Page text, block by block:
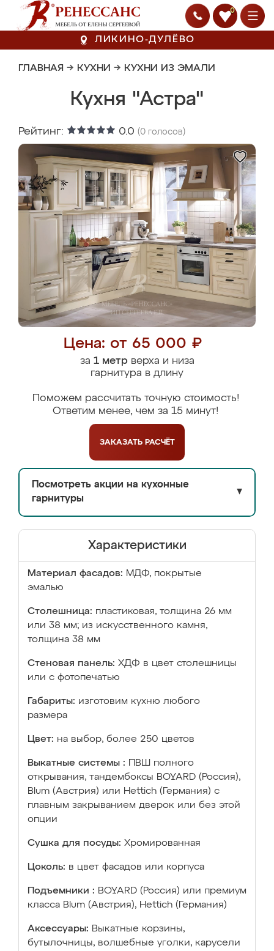
0
ЛИКИНО-ДУЛЁВО
ГЛАВНАЯ → КУХНИ → КУХНИ ИЗ ЭМАЛИ
Кухня "Астра"
Рейтинг: 0.0 (0 голосов)
Цена: от 65 000 ₽
за 1 метрверха и низа
гарнитура в длину
Поможем рассчитать точную стоимость!
Ответим менее, чем за 15 минут!
ЗАКАЗАТЬ РАСЧЁТ
Посмотреть акции на кухонные
гарнитуры
▼
Характеристики
Материал фасадов: МДФ, покрытые
эмалью
Столешница: пластиковая, толщина 26 мм
или 38 мм; из искусственного камня,
толщина 38 мм
Стеновая панель: ХДФ в цвет столешницы
или с фотопечатью
Габариты: изготовим кухню любого
размера
Цвет: на выбор, более 250 цветов
Выкатные системы :
ПВШ полного
открывания, тандембоксы BOYARD (Россия),
Blum (Австрия) или Hettich (Германия) с
плавным закрыванием дверок или без этой
опции
Сушка для посуды: Хромированная
Цоколь: в цвет фасадов или корпуса
Подъемники : BOYARD (Россия) или премиум
класса Blum (Австрия), Hettich (Германия)
Аксессуары: Выкатные корзины,
бутылочницы, волшебные уголки, карусели